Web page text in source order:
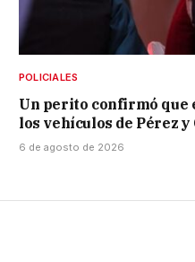
POLICIALES
Un perito confirmó que
los vehículos de Pérez y
6 de agosto de 2026